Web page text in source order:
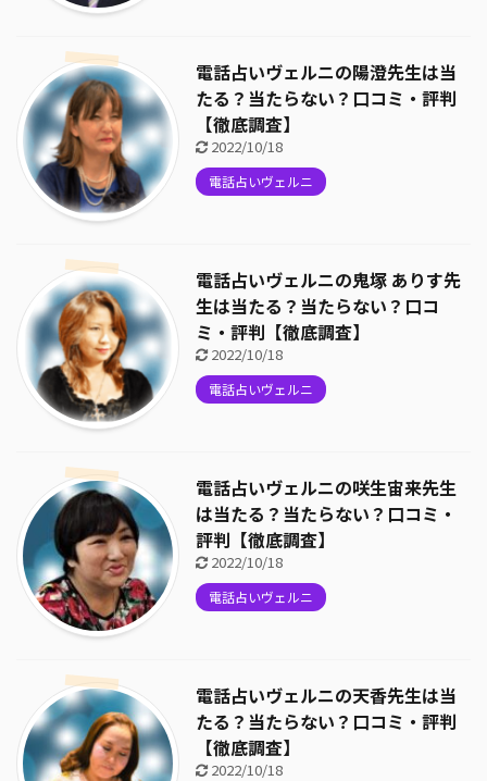
電話占いヴェルニの陽澄先生は当
たる？当たらない？口コミ・評判
【徹底調査】
2022/10/18
電話占いヴェルニ
電話占いヴェルニの鬼塚 ありす先
生は当たる？当たらない？口コ
ミ・評判【徹底調査】
2022/10/18
電話占いヴェルニ
電話占いヴェルニの咲生宙来先生
は当たる？当たらない？口コミ・
評判【徹底調査】
2022/10/18
電話占いヴェルニ
電話占いヴェルニの天香先生は当
たる？当たらない？口コミ・評判
【徹底調査】
2022/10/18